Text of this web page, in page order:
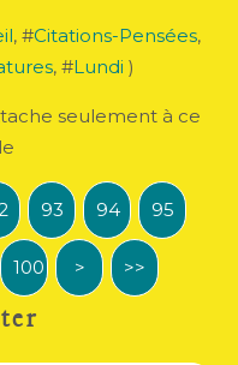
, #Citations-Pensées,
, #Lundi )
seulement à ce
93 94 95
100 > >>